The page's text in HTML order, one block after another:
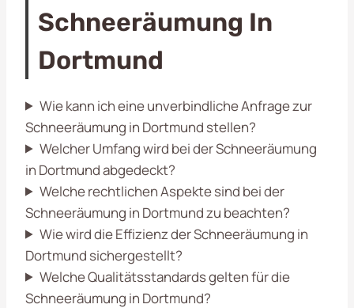
Schneeräumung In
Dortmund
Wie kann ich eine unverbindliche Anfrage zur
Schneeräumung in Dortmund stellen?
Welcher Umfang wird bei der Schneeräumung
in Dortmund abgedeckt?
Welche rechtlichen Aspekte sind bei der
Schneeräumung in Dortmund zu beachten?
Wie wird die Effizienz der Schneeräumung in
Dortmund sichergestellt?
Welche Qualitätsstandards gelten für die
Schneeräumung in Dortmund?